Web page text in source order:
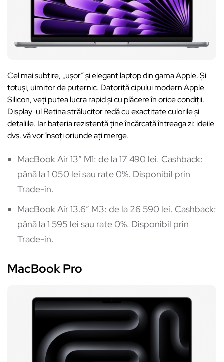
Cel mai subțire, „ușor” și elegant laptop din gama Apple. Și
totuși, uimitor de puternic. Datorită cipului modern Apple
Silicon, veți putea lucra rapid și cu plăcere în orice condiții.
Display-ul Retina strălucitor redă cu exactitate culorile și
detaliile. Iar bateria rezistentă ține încărcată întreaga zi: ideile
dvs. vă vor însoți oriunde ați merge.
MacBook Air 13″ M1: de la 17 490 lei. Cashback:
până la 1 050 lei sau rate 0%. Disponibil prin
Trade-in.
MacBook Air 13.6″ M3: de la 26 590 lei. Cashback:
până la 1 595 lei sau rate 0%. Disponibil prin
Trade-in.
MacBook Pro